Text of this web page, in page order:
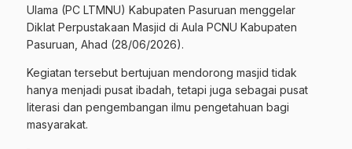
Ulama (PC LTMNU) Kabupaten Pasuruan menggelar
Diklat Perpustakaan Masjid di Aula PCNU Kabupaten
Pasuruan, Ahad (28/06/2026).
Kegiatan tersebut bertujuan mendorong masjid tidak
hanya menjadi pusat ibadah, tetapi juga sebagai pusat
literasi dan pengembangan ilmu pengetahuan bagi
masyarakat.